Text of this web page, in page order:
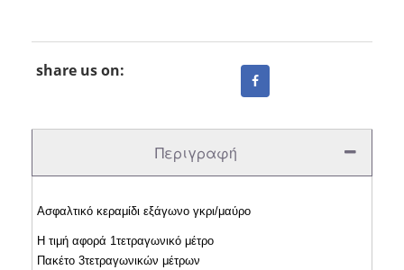
share us on:
Περιγραφή
Ασφαλτικό κεραμίδι εξάγωνο γκρι/μαύρο
H τιμή αφορά 1τετραγωνικό μέτρο
Πακέτο 3τετραγωνικών μέτρων